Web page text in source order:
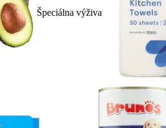
Špeciálna výživa